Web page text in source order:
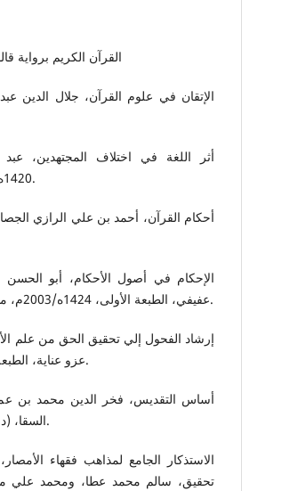
القرآن الكريم برواية
الإتقان في علوم القرآن، جلال الدين
أثر اللغة في اختلاف المجتهدين، عبد
1420ه/2000م، دار السلام للطباعة والنشر، القاهرة.
أحكام القرآن، أحمد بن علي الرازي
الإحكام في أصول الأحكام، أبو
عفيفي، الطبعة الأولى، 1424ه/2003م، منشورات دار الصميعي للنشر والتوزيع، الرياض.
إرشاد الفحول إلي تحقيق الحق من علم
عزو عناية، الطبعة الأولى، 1419هـ/ 1999م، دار الكتاب العربي.
أساس التقديس، فخر الدين محمد بن
السقا، (د. ط)، (د. ت)، مكتبة الكليات الأزهرية، القاهرة.
الاستذكار الجامع لمذاهب فقهاء